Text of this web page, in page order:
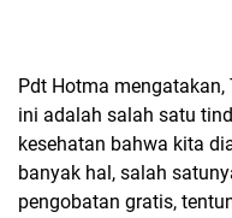
Pdt Hotma
ini adalah salah satu
kesehatan bahwa kita
banyak hal, salah
pengobatan gratis,